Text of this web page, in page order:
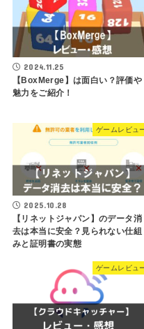
2024.11.25
【BoxMerge】は面白い？評価や
魅力をご紹介！
ゲームレビュ
2025.10.28
【リネットジャパン】のデータ消
去は本当に安全？見られない仕組
みと証明書の実態
ゲームレビュ